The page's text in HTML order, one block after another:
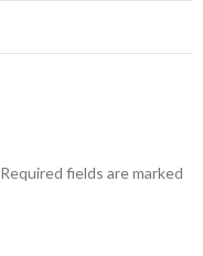
Required fields are marked